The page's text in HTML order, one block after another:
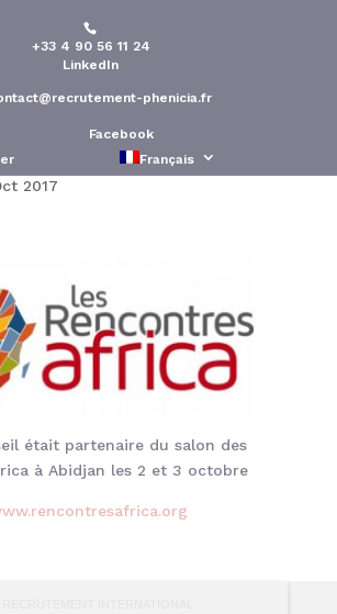
+33 4 90 56 11 24
LinkedIn
phenicia.fr
Facebook
Français
au salon
Africa à
les 2 et 3 octobre
2017
était partenaire du salon des
à Abidjan les 2 et 3 octobre